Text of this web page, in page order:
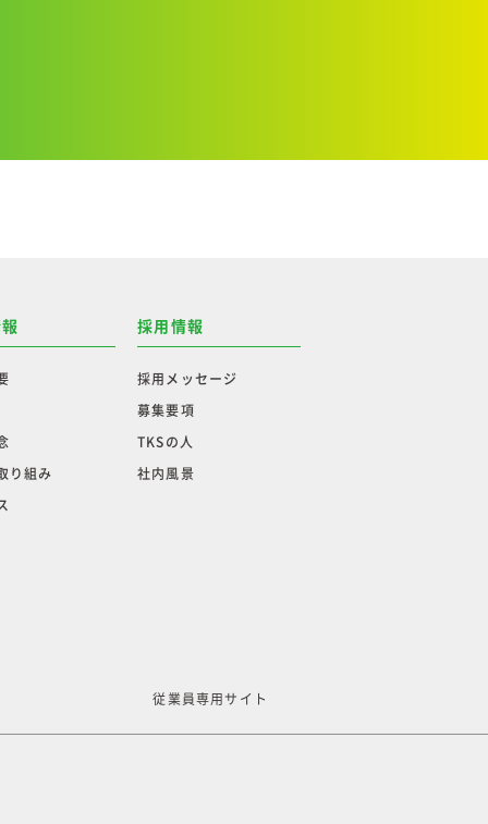
り組み
採用情報
採用メッセージ
募集要項
TKSの人
社内風景
従業員専用サイト